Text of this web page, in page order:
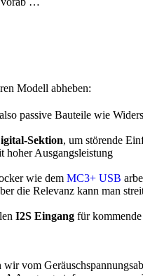
Modell abheben:
passive Bauteile wie
Sektion, um störende
hoher Ausgangsleistung
wie dem MC3+ USB
die Relevanz kann man
I2S Eingangfür kommende
vom